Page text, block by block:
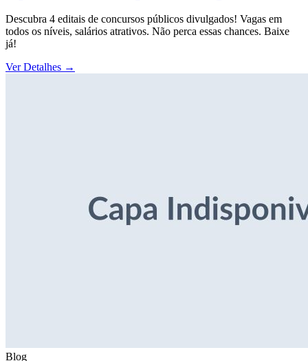
Descubra 4 editais de concursos públicos divulgados! Vagas em
todos os níveis, salários atrativos. Não perca essas chances. Baixe
já!
Ver Detalhes →
Blog